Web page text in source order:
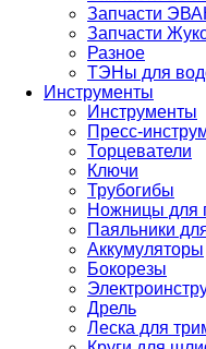
Запчасти
Запчасти
Разное
ТЭНы для
Инструменты
Инструменты
Пресс-
Торцеватели
Ключи
Трубогибы
Ножницы для
Паяльники
Аккумуляторы
Бокорезы
Дрель
Леска для